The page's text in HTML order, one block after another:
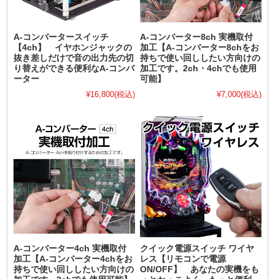
A-コンバータースイッチ
【4ch】 イヤホンジャックの
抜き差しだけで音の出力先の切
り替えができる便利なA-コンバ
ーター
¥16,800(税込)
A-コンバーター8ch 実機取付
加工【A-コンバーター8chをお
持ちで使い回ししたい方向けの
加工です。2ch・4chでも使用
可能】
¥7,000(税込)
A-コンバーター4ch 実機取付
加工【A-コンバーター4chをお
持ちで使い回ししたい方向けの
クイック電源スイッチ ワイヤ
レス【リモコンで電源
ON/OFF】 あなたの実機をも